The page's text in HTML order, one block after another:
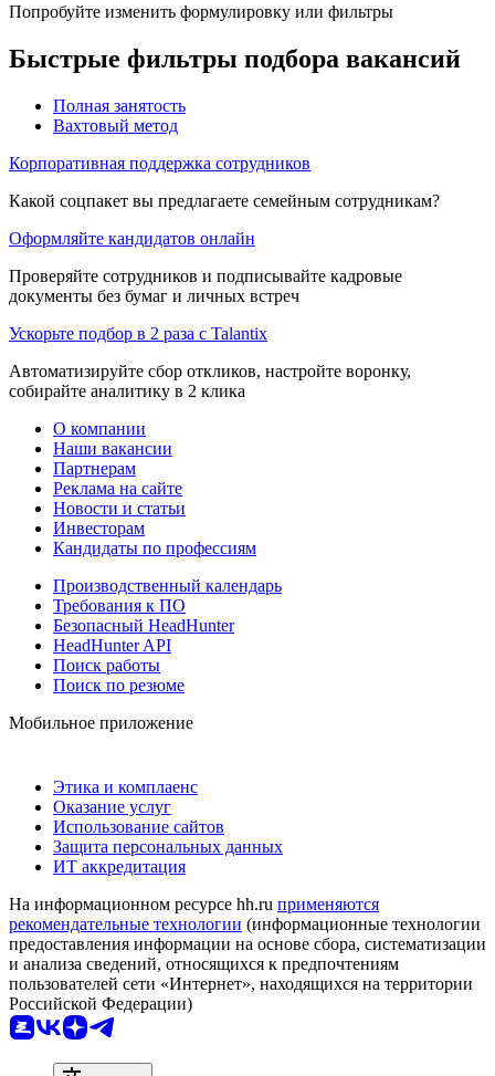
Попробуйте изменить формулировку или фильтры
Быстрые фильтры подбора вакансий
Полная занятость
Вахтовый метод
Корпоративная поддержка сотрудников
Какой соцпакет вы предлагаете семейным сотрудникам?
Оформляйте кандидатов онлайн
Проверяйте сотрудников и подписывайте кадровые
документы без бумаг и личных встреч
Ускорьте подбор в 2 раза с Talantix
Автоматизируйте сбор откликов, настройте воронку,
собирайте аналитику в 2 клика
О компании
Наши вакансии
Партнерам
Реклама на сайте
Новости и статьи
Инвесторам
Кандидаты по профессиям
Производственный календарь
Требования к ПО
Безопасный HeadHunter
HeadHunter API
Поиск работы
Поиск по резюме
Мобильное приложение
Этика и комплаенс
Оказание услуг
Использование сайтов
Защита персональных данных
ИТ аккредитация
На информационном ресурсе hh.ru применяются
рекомендательные технологии (информационные технологии
предоставления информации на основе сбора, систематизации
и анализа сведений, относящихся к предпочтениям
пользователей сети «Интернет», находящихся на территории
Российской Федерации)